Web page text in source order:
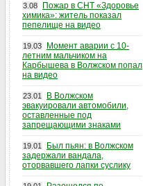
3.08
Пожар в СНТ «Здоровье
химика»: житель показал
пепелище на видео
19.03
Момент аварии с 10-
летним мальчиком на
Карбышева в Волжском попал
на видео
23.01
В Волжском
эвакуировали автомобили,
оставленные под
запрещающими знаками
19.01
Был пьян: в Волжском
задержали вандала,
оторвавшего лапки суслику